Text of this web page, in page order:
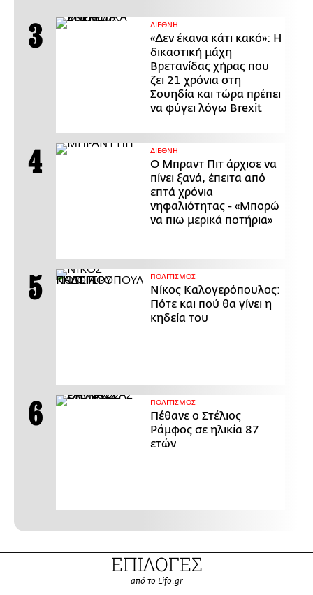
ΔΙΕΘΝΗ
«Δεν έκανα κάτι κακό»: Η
δικαστική μάχη
Βρετανίδας χήρας που
ζει 21 χρόνια στη
Σουηδία και τώρα πρέπει
να φύγει λόγω Brexit
ΔΙΕΘΝΗ
Ο Μπραντ Πιτ άρχισε να
πίνει ξανά, έπειτα από
επτά χρόνια
νηφαλιότητας - «Μπορώ
να πιω μερικά ποτήρια»
ΠΟΛΙΤΙΣΜΟΣ
Νίκος Καλογερόπουλος:
Πότε και πού θα γίνει η
κηδεία του
ΠΟΛΙΤΙΣΜΟΣ
Πέθανε ο Στέλιος
Ράμφος σε ηλικία 87
ετών
ΕΠΙΛΟΓΕΣ
από το Lifo.gr